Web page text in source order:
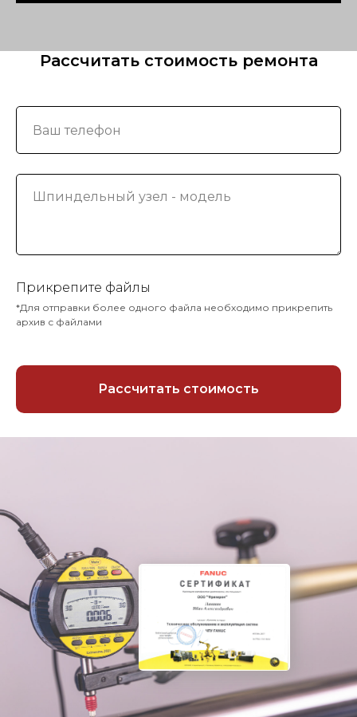
Рассчитать стоимость ремонта
Прикрепите файлы
*Для отправки более одного файла необходимо прикрепить
архив с файлами
Рассчитать стоимость